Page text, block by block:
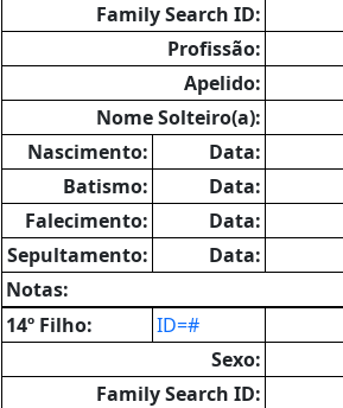
Family Search ID:
Profissão:
Apelido:
Nome Solteiro(a):
Nascimento:
Data:
Batismo:
Data:
Falecimento:
Data:
Sepultamento:
Data:
Notas:
14º Filho:
ID=#
Sexo:
Family Search ID: